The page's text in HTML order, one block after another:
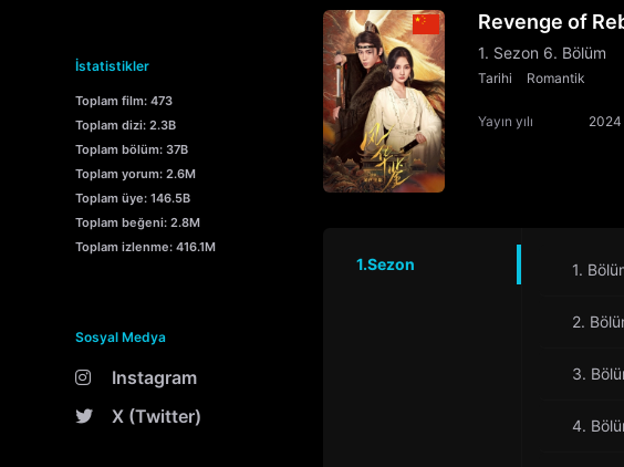
İstatistikler
Toplam film: 473
Toplam dizi: 2.3B
Toplam bölüm: 37B
Toplam yorum: 2.6M
Toplam üye: 146.5B
Toplam beğeni: 2.8M
Toplam izlenme: 416.1M
Sosyal Medya
Instagram
X (Twitter)
Revenge of
1. Sezon 6. Bölüm
Tarihi Romantik
Yayın yılı 2024
1.Sezon 1.
2.
3.
4.